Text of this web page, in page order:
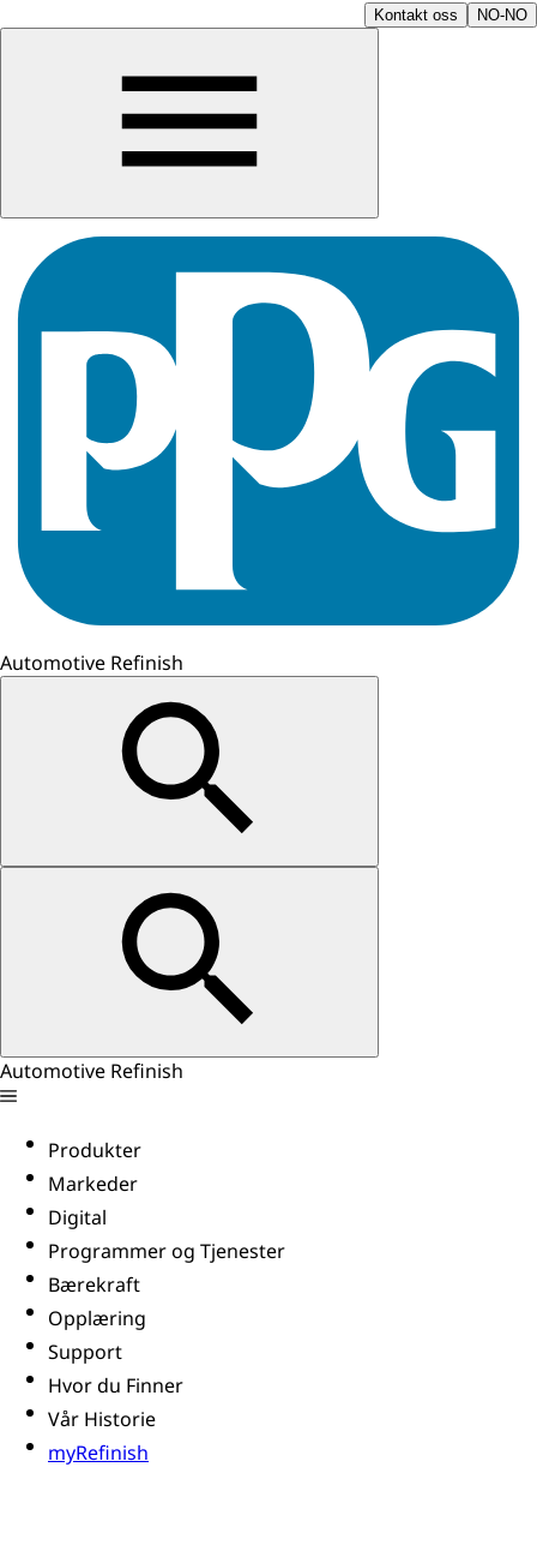
Kontakt oss NO-NO
Automotive Refinish
Automotive Refinish
Produkter
Markeder
Digital
Programmer og Tjenester
Bærekraft
Opplæring
Support
Hvor du Finner
Vår Historie
myRefinish